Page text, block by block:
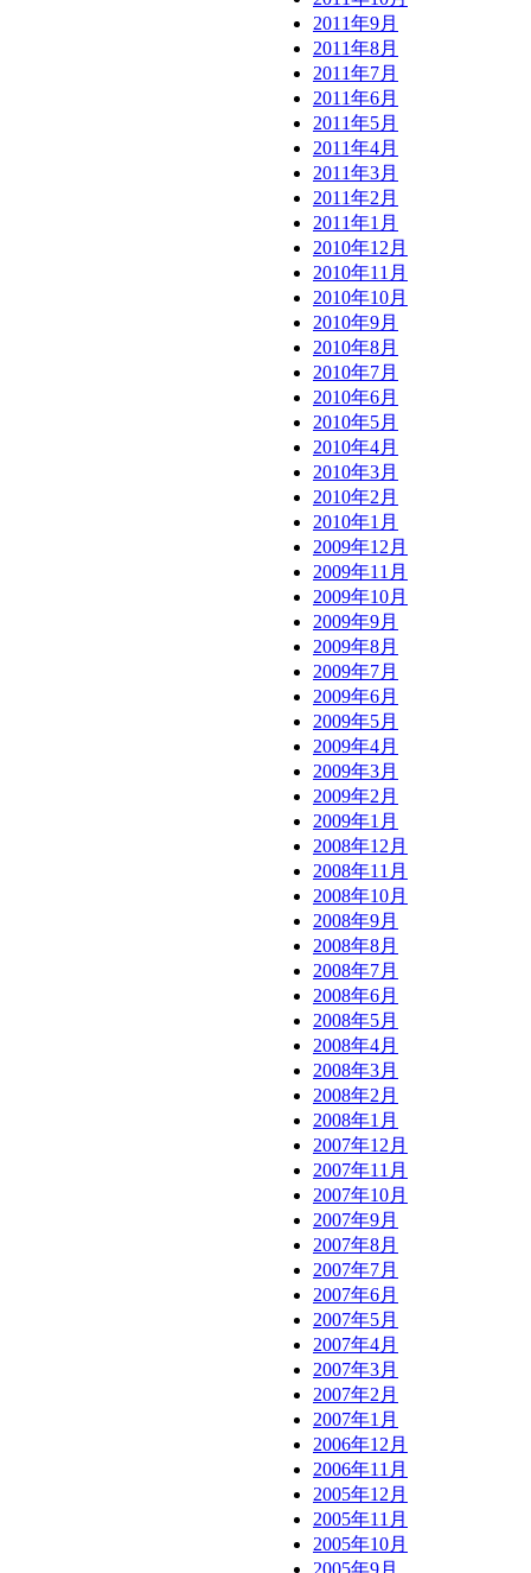
2011年9月
2011年8月
2011年7月
2011年6月
2011年5月
2011年4月
2011年3月
2011年2月
2011年1月
2010年12月
2010年11月
2010年10月
2010年9月
2010年8月
2010年7月
2010年6月
2010年5月
2010年4月
2010年3月
2010年2月
2010年1月
2009年12月
2009年11月
2009年10月
2009年9月
2009年8月
2009年7月
2009年6月
2009年5月
2009年4月
2009年3月
2009年2月
2009年1月
2008年12月
2008年11月
2008年10月
2008年9月
2008年8月
2008年7月
2008年6月
2008年5月
2008年4月
2008年3月
2008年2月
2008年1月
2007年12月
2007年11月
2007年10月
2007年9月
2007年8月
2007年7月
2007年6月
2007年5月
2007年4月
2007年3月
2007年2月
2007年1月
2006年12月
2006年11月
2005年12月
2005年11月
2005年10月
2005年9月